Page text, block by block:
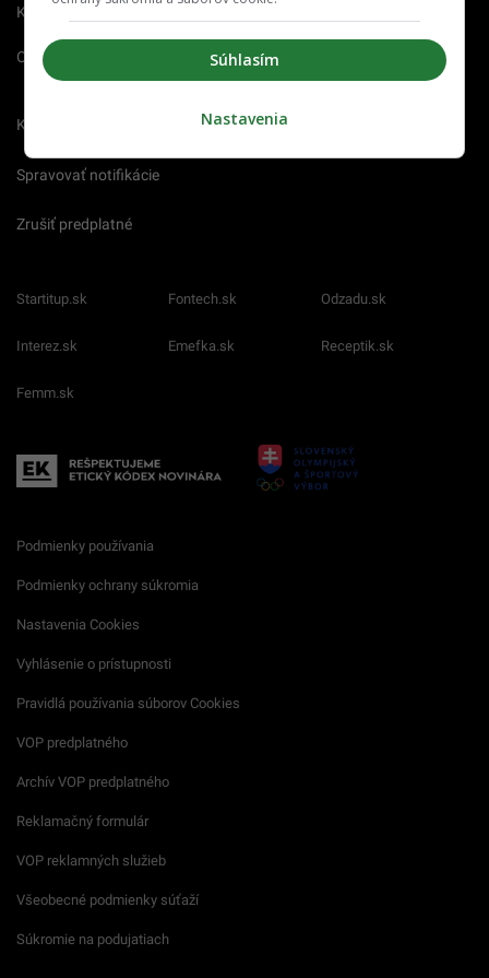
Kontakt
O nás Redakcia
chybu
Kariéra
Spravovať notifikácie
Zrušiť predplatné
Startitup.sk Fontech.sk Odzadu.sk
Interez.sk Emefka.sk Receptik.sk
Femm.sk
Podmienky používania
Podmienky ochrany súkromia
Nastavenia Cookies
Vyhlásenie o prístupnosti
Pravidlá používania súborov Cookies
VOP predplatného
Archív VOP predplatného
Reklamačný formulár
VOP reklamných služieb
Všeobecné podmienky súťaží
Súkromie na podujatiach
Súhlasím
Nastavenia